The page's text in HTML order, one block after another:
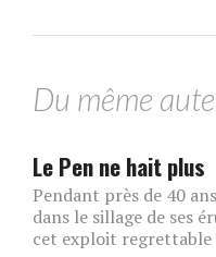
Du même
Le Pen ne hait plus
Pendant près de 40
dans le sillage de ses
cet exploit regrettable